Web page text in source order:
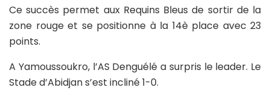
Ce succès permet aux Requins Bleus de sortir de la
zone rouge et se positionne à la 14è place avec 23
points.
A Yamoussoukro, l’AS Denguélé a surpris le leader. Le
Stade d’Abidjan s’est incliné 1-0.